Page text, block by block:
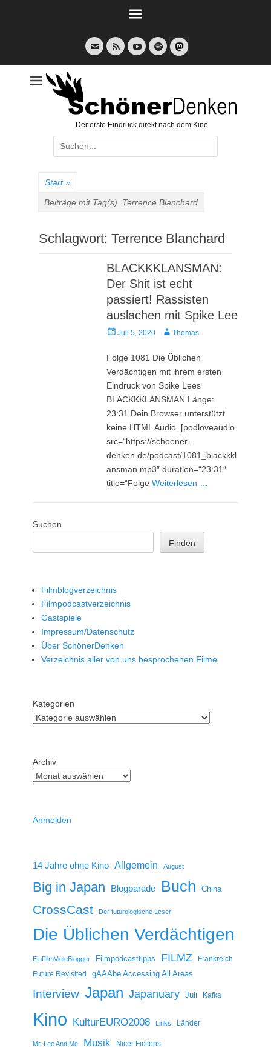
E-
Mail
Feed YouTubeSpotify
Der erste Eindruck direkt nach dem Kino
Suche
nach:
Start »
Beiträge mit Tag(s) Terrence Blanchard
Schlagwort: Terrence Blanchard
BLACKKKLANSMAN:
Der Shit ist echt
passiert! Rassisten
auslachen mit Spike Lee
Veröffentlicht
Juli 5, 2020 AutorThomas
Folge 1081 Die Üblichen
Verdächtigen mit ihrem ersten
Eindruck von Spike Lees
BLACKKKLANSMAN Länge:
23:31 Dein Browser unterstützt
keine HTML Audio. [podloveaudio
src=“https://schoener-
denken.de/podcast/1081_blackkkl
ansman.mp3″ duration=“23:31″
title=“FolgeWeiterlesen …
Suchen
Finden
Filmblogverzeichnis
Filmpodcastverzeichnis
Gastspiele
Impressum/Datenschutz
Über SchönerDenken
Verzeichnis aller von uns besprochenen Filme
Kategorien
Archiv
Anmelden
14 Jahre ohne Kino Allgemein August
Big in Japan Blogparade Buch China
CrossCast Der futurologische Leser
Die Üblichen Verdächtigen
EinFilmVieleBlogger Filmpodcasttipps FILMZ
Frankreich
Future Revisited
gAAAbe Accessing All Areas
Interview Japan Japanuary Juli Kafka
Kino KulturEURO2008 Links Länder
Mr. Lee And Me Musik Nicer Fictions